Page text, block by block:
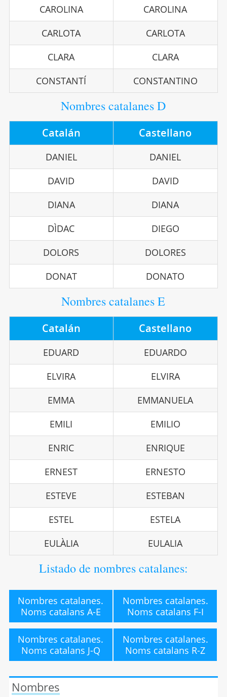
CAROLINA
CAROLINA
CARLOTA
CARLOTA
CLARA
CLARA
CONSTANTÍ
CONSTANTINO
Nombres catalanes D
Catalán Castellano
DANIEL
DANIEL
DAVID
DAVID
DIANA
DIANA
DÌDAC
DIEGO
DOLORS
DOLORES
DONAT
DONATO
Nombres catalanes E
Catalán Castellano
EDUARD
EDUARDO
ELVIRA
ELVIRA
EMMA
EMMANUELA
EMILI
EMILIO
ENRIC
ENRIQUE
ERNEST
ERNESTO
ESTEVE
ESTEBAN
ESTEL
ESTELA
EULÀLIA
EULALIA
Listado de nombres catalanes:
Nombres catalanes.
Noms catalans A-E
Nombres catalanes.
Noms catalans F-I
Nombres catalanes.
Noms catalans J-Q
Nombres catalanes.
Noms catalans R-Z
Nombres